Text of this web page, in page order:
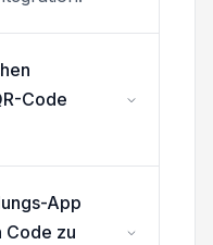
Code
App
Code zu